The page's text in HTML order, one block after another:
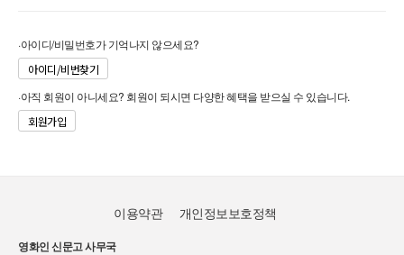
·아이디/비밀번호가 기억나지 않으세요?
아이디/비번찾기
·아직 회원이 아니세요? 회원이 되시면 다양한 혜택을 받으실 수 있습니다.
회원가입
이용약관 개인정보보호정책
영화인 신문고 사무국